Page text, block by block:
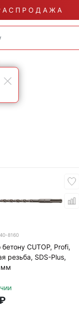
А С П Р О Д А Ж А
40-8160
CUTOP, Profi,
резьба, SDS-Plus,
мм